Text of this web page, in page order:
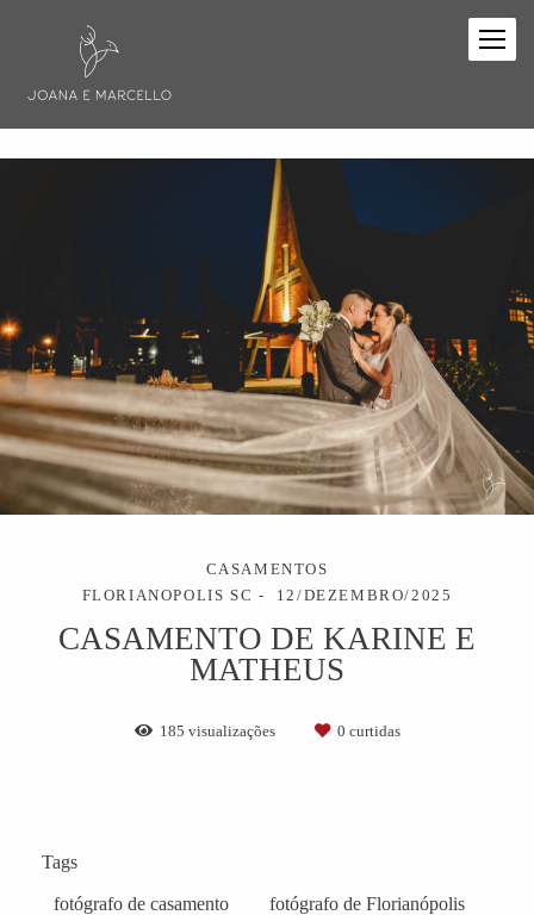
CASAMENTOS
FLORIANOPOLIS SC
12/DEZEMBRO/2025
CASAMENTO DE KARINE E
MATHEUS
185 visualizações 0 curtidas
Tags
fotógrafo de casamento
fotógrafo de Florianópolis